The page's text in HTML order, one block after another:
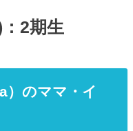
2期生
）のママ・イ